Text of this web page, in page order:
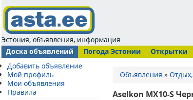
Эстония, объявления, информация
Доска объявлений
Погода Эстонии Открытки
Добавить объявление
Мой профиль
Мои объявления
Правила
Объявления »
Aselkon MX10-S